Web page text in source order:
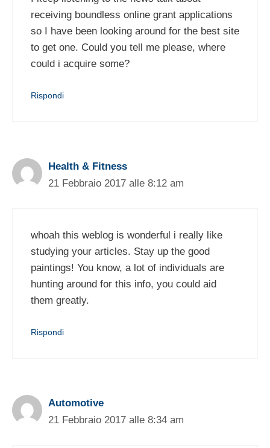
receiving boundless online grant applications
so I have been looking around for the best site
to get one. Could you tell me please, where
could i acquire some?
Rispondi
Health & Fitness
21 Febbraio 2017 alle 8:12 am
whoah this weblog is wonderful i really like
studying your articles. Stay up the good
paintings! You know, a lot of individuals are
hunting around for this info, you could aid
them greatly.
Rispondi
Automotive
21 Febbraio 2017 alle 8:34 am